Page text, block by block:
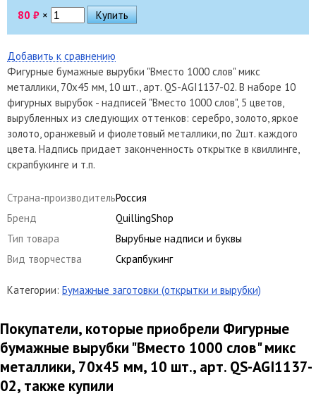
80 ₽ ×
Добавить к сравнению
Фигурные бумажные вырубки "Вместо 1000 слов" микс
металлики, 70х45 мм, 10 шт., арт. QS-AGI1137-02. В наборе 10
фигурных вырубок - надписей "Вместо 1000 слов", 5 цветов,
вырубленных из следующих оттенков: серебро, золото, яркое
золото, оранжевый и фиолетовый металлики, по 2шт. каждого
цвета. Надпись придает законченность открытке в квиллинге,
скрапбукинге и т.п.
Страна-производительРоссия
Бренд
QuillingShop
Тип товара
Вырубные надписи и буквы
Вид творчества
Скрапбукинг
Категории: Бумажные заготовки (открытки и вырубки)
Покупатели, которые приобрели Фигурные
бумажные вырубки "Вместо 1000 слов" микс
металлики, 70х45 мм, 10 шт., арт. QS-AGI1137-
02, также купили